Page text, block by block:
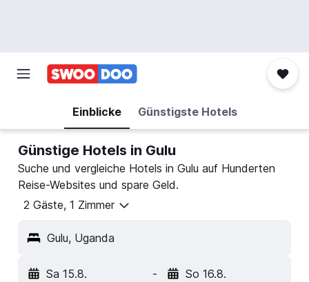
Einblicke Günstigste Hotels
Günstige Hotels in Gulu
Suche und vergleiche Hotels in Gulu auf Hunderten
Reise-Websites und spare Geld.
2 Gäste, 1 Zimmer
Gulu, Uganda
Sa 15.8. - So 16.8.